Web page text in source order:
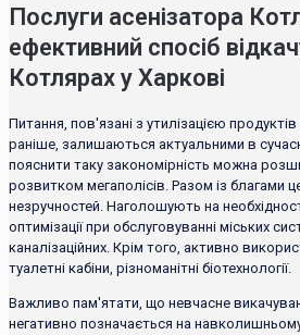
Послуги асенізатора
ефективний спосіб
Котлярах у Харкові
Питання, пов'язані з утилізацією продуктів
раніше, залишаються актуальними в
пояснити таку закономірність можна
розвитком мегаполісів. Разом із благами
незручностей. Наголошують на
оптимізації при обслуговуванні міських
каналізаційних. Крім того, активно
туалетні кабіни, різноманітні біотехнології.
Важливо пам'ятати, що невчасне
негативно позначається на